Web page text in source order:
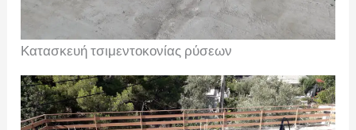
Κατασκευή τσιμεντοκονίας ρύσεων